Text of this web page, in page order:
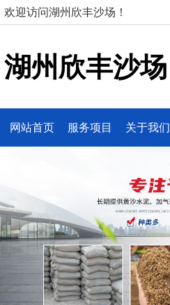
欢迎访问湖州欣丰沙场！
湖州欣丰沙场
网站首页 服务项目 关于我们